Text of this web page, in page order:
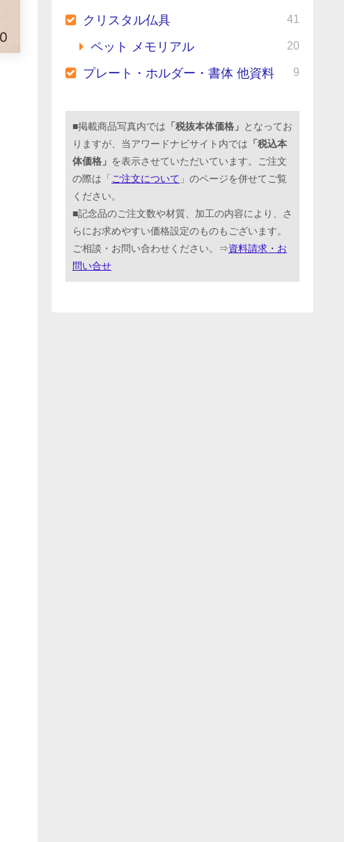
クリスタル仏具 41
ペット メモリアル 20
プレート・ホルダー・書体 他資料 9
■掲載商品写真内では 「税抜本体価格」 となってお
りますが、当アワードナビサイト内では 「税込本
体価格」 を表示させていただいています。ご注文
の際は「 ご注文について 」のページを併せてご覧
ください。
■記念品のご注文数や材質、加工の内容により、さ
らにお求めやすい価格設定のものもございます。
ご相談・お問い合わせください。⇒資料請求・お
問い合せ